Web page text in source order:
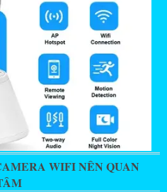
WIFI NÊN QUAN